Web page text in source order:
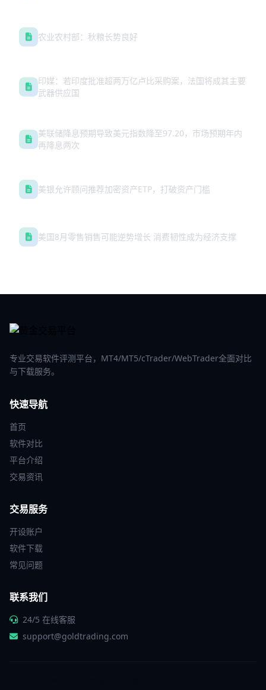
农业农村部：秋粮长势良好
印媒：若印度批准超两万亿卢比采购案，法国将成其主要
武器供应国
美联储降息预期导致美元指数降至97.20，市场预期年内
再降息两次
美银允许顾问推荐加密资产ETP，打破资产门槛
美国8月零售销售可能逆势增长 消费韧性成为经济支撑
专业交易软件评测平台，MT4/MT5/cTrader/WebTrader全面对比
与下载服务。
快速导航
首页
软件对比
平台介绍
交易资讯
交易服务
开设账户
软件下载
常见问题
联系我们
24/5 在线客服
support@goldtrading.com